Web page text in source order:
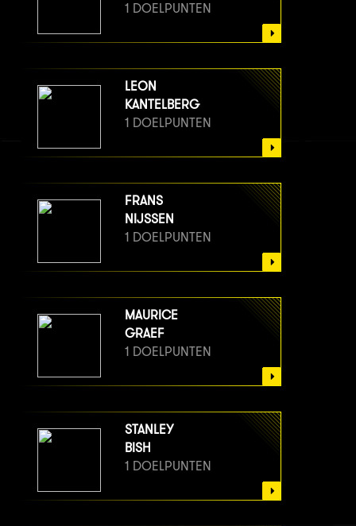
1 DOELPUNTEN
LEON
KANTELBERG
1 DOELPUNTEN
FRANS
NIJSSEN
1 DOELPUNTEN
MAURICE
GRAEF
1 DOELPUNTEN
STANLEY
BISH
1 DOELPUNTEN